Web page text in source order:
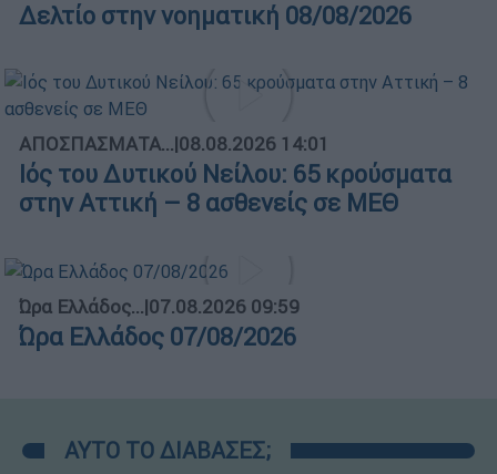
Δελτίο στην νοηματική 08/08/2026
ΑΠΟΣΠΑΣΜΑΤΑ...|08.08.2026 14:01
Ιός του Δυτικού Νείλου: 65 κρούσματα
στην Αττική – 8 ασθενείς σε ΜΕΘ
Ώρα Ελλάδος...|07.08.2026 09:59
Ώρα Ελλάδος 07/08/2026
ΑΥΤΟ ΤΟ ΔΙΑΒΑΣΕΣ;